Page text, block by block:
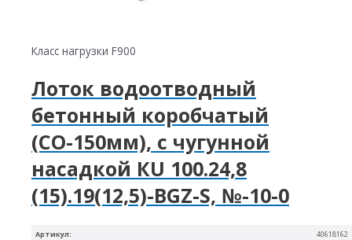
Артикул: 40618162
Класс нагрузки F900
Лоток водоотводный
бетонный коробчатый
(СО-150мм), с чугунной
насадкой КU 100.24,8
(15).19(12,5)-BGZ-S, №-10-0